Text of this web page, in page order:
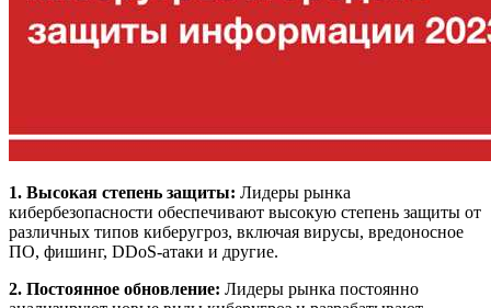
1. Высокая степень защиты: Лидеры рынка
кибербезопасности обеспечивают высокую степень защиты от
различных типов киберугроз, включая вирусы, вредоносное
ПО, фишинг, DDoS-атаки и другие.
2. Постоянное обновление: Лидеры рынка постоянно